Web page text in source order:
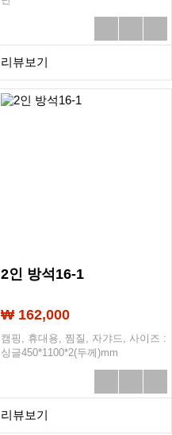
리뷰보기
2인 방석16-1
₩ 162,000
캠핑, 휴대용, 찜질, 자갸드, 사이즈 :
싱글450*1100*2(두께)mm
리뷰보기